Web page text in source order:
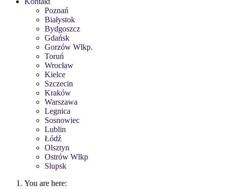
Poznań
Białystok
Bydgoszcz
Gdańsk
Gorzów Wlkp.
Toruń
Wrocław
Kielce
Szczecin
Kraków
Warszawa
Legnica
Sosnowiec
Lublin
Łódź
Olsztyn
Ostrów Wlkp
Slupsk
You are here: